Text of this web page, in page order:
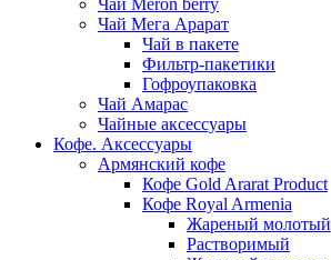
Чай Meron berry
Чай Мега Арарат
Чай в пакете
Фильтр-пакетики
Гофроупаковка
Чай Амарас
Чайные аксессуары
Кофе. Аксессуары
Армянский кофе
Кофе Gold Ararat Product
Кофе Royal Armenia
Жареный молотый
Растворимый